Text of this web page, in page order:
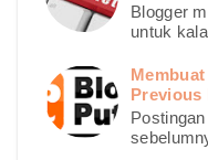
Blogger
untuk
Previous